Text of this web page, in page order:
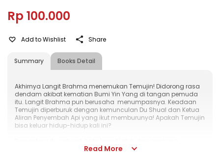
Rp 100.000
Summary Books Detail
Add to Wishlist Share
Akhirnya Langit Brahma menemukan Temujin! Didorong rasa
dendam akibat kematian Bumi Yin Yang di tangan pemuda
itu. Langit Brahma pun berusaha menumpasnya. Keadaan
Temujin diperburuk dengan kemunculan Du Shual dan Ketua
Aliran Penyembah Api yang ikut memburunya! Apakah Temujin
bisa keluar hidup-hidup kali ini?
menyebabkan berbagai fenomena aneh terjadi di berbagai
Read More